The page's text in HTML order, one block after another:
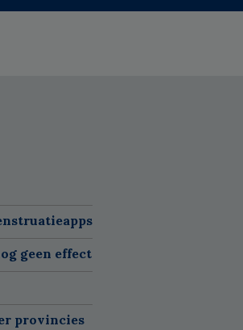
geen effect
provincies